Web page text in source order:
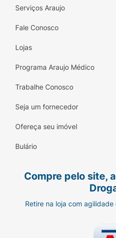
Exclusiva fórmula
Livre de ingredientes que
delicada pele do bebê
Cálculo conforme ISO
Coloque uma pequena
mão e massageie
Serviços Araujo
Fale Conosco
Lojas
Programa Araujo Médico
Trabalhe Conosco
Seja um fornecedor
Ofereça seu imóvel
Bulário
Compre pelo site,
Retire na loja com